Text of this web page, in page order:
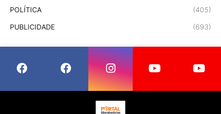
POLÍTICA (405)
PUBLICIDADE (693)